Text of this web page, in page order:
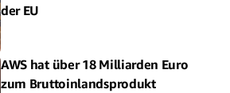
der EU
AWS hat über 18 Milliarden Euro
zum Bruttoinlandsprodukt